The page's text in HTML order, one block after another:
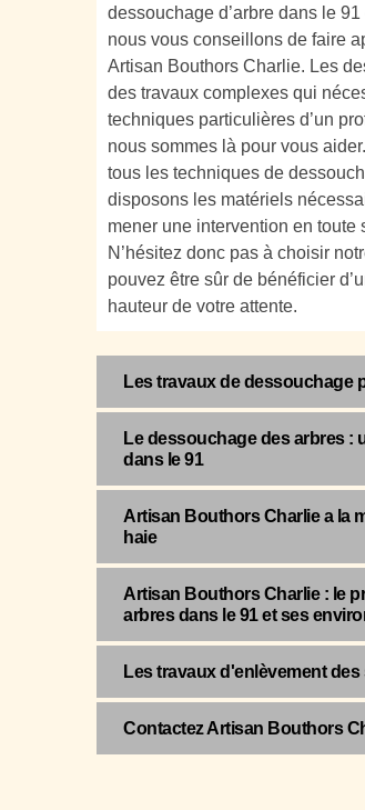
dessouchage d’arbre dans le
nous vous conseillons de faire
Artisan Bouthors Charlie. Les
des travaux complexes qui
techniques particulières d’un
nous sommes là pour vous
tous les techniques de
disposons les matériels
mener une intervention en toute
N’hésitez donc pas à choisir
pouvez être sûr de bénéficier
hauteur de votre attente.
Les travaux de dessouchage
Le dessouchage des arbres :
dans le 91
Artisan Bouthors Charlie a la
haie
Artisan Bouthors Charlie : le
arbres dans le 91 et ses
Les travaux d'enlèvement
Contactez Artisan Bouthors